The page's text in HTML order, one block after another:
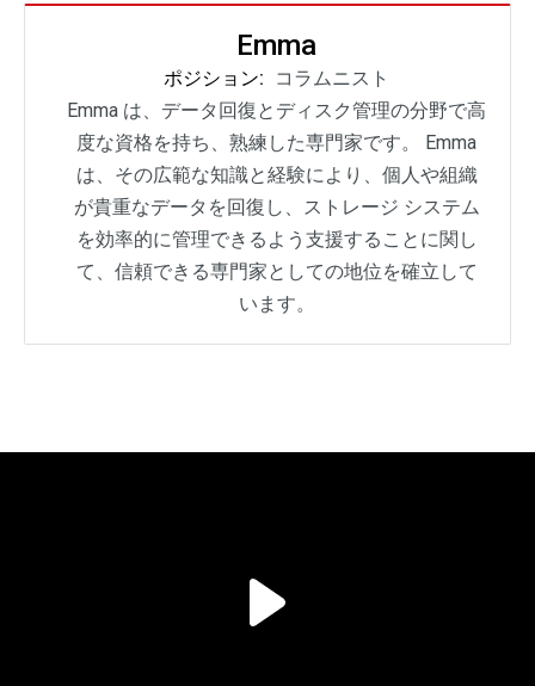
Emma
ポジション:
コラムニスト
Emma は、データ回復とディスク管理の分野で高
度な資格を持ち、熟練した専門家です。 Emma
は、その広範な知識と経験により、個人や組織
が貴重なデータを回復し、ストレージ システム
を効率的に管理できるよう支援することに関し
て、信頼できる専門家としての地位を確立して
います。